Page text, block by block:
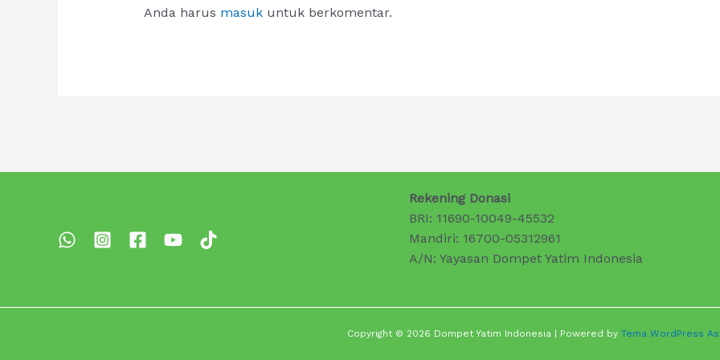
Anda harus masukuntuk berkomentar.
Rekening Donasi
BRI: 11690-10049-45532
Mandiri: 16700-05312961
A/N: Yayasan Dompet Yatim Indonesia
Copyright © 2026 Dompet Yatim Indonesia | Powered by Tema WordPress